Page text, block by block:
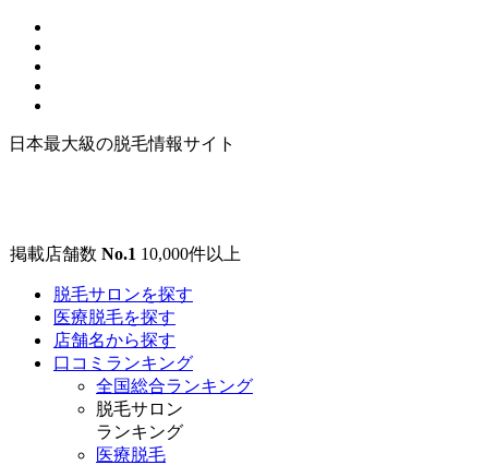
日本最大級の脱毛情報サイト
掲載店舗数 No.1 10,000件以上
脱毛サロンを探す
医療脱毛を探す
店舗名から探す
口コミランキング
全国総合ランキング
脱毛サロン
ランキング
医療脱毛